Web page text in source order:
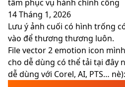
tâm phục vụ hành chính công
14 Tháng 1, 2026
Lưu ý ảnh cuối có hình trống
vào để thương thương luôn.
File vector 2 emotion icon
cho dễ dùng có thể tải tại đây
dễ dùng với Corel, AI, PTS… nè):